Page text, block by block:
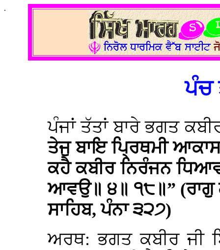
.
ਪੰਚ
ਪੰਜਾਂ ਤੱਤਾਂ ਬਾਰੇ ਭਗਤ
ਤੇਜੁ ਬਾਇ ਪ੍ਰਿਥਮੀ
ਕਹੈ ਕਬੀਰ ਨਿਰੰਜਨ
ਆਵਉ॥ ੪॥ ੧੮॥” (ਰਾਗੁ
ਸਾਹਿਬ, ਪੰਨਾ ੩੨੭)
ਅਰਥ: ਭਗਤ ਕਬੀਰ ਜੀ